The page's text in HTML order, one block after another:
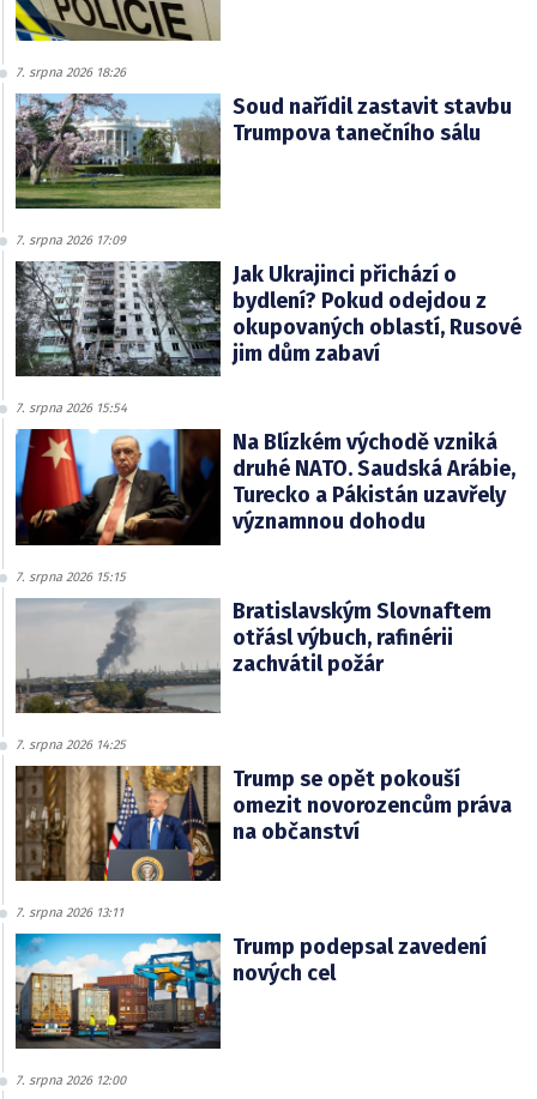
7. srpna 2026 18:26
Soud nařídil zastavit stavbu
Trumpova tanečního sálu
7. srpna 2026 17:09
Jak Ukrajinci přichází o
bydlení? Pokud odejdou z
okupovaných oblastí, Rusové
jim dům zabaví
7. srpna 2026 15:54
Na Blízkém východě vzniká
druhé NATO. Saudská Arábie,
Turecko a Pákistán uzavřely
významnou dohodu
7. srpna 2026 15:15
Bratislavským Slovnaftem
otřásl výbuch, rafinérii
zachvátil požár
7. srpna 2026 14:25
Trump se opět pokouší
omezit novorozencům práva
na občanství
7. srpna 2026 13:11
Trump podepsal zavedení
nových cel
7. srpna 2026 12:00